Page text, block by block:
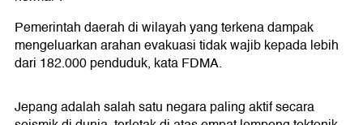
Pemerintah daerah di wilayah yang terkena dampak
mengeluarkan arahan evakuasi tidak wajib kepada lebih
dari 182.000 penduduk, kata FDMA.
Jepang adalah salah satu negara paling aktif secara